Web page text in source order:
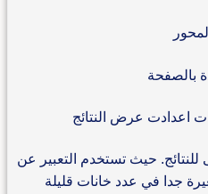
بالصفحة
اعدادت عرض النتائج
حيث تستخدم التعبير عن
جدا في عدد خانات قليلة